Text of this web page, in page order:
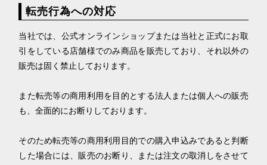
転売行為への対応
当社では、公式オンラインショップまたは当社と正式にお取
引をしている店舗様でのみ商品を販売しており、それ以外の
販売は固く禁止しております。
また転売等の商用利用を目的とする法人または個人への販売
も、全面的にお断りしております。
そのため転売等の商用利用目的での購入申込みであると判断
した場合には、販売のお断り、または注文の取消しをさせて